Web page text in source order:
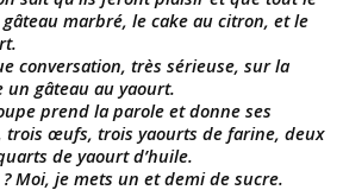
marbré, le cake au citron, et le
conversation, très sérieuse, sur la
gâteau au yaourt.
prend la parole et donne ses
œufs, trois yaourts de farine, deux
de yaourt d’huile.
Moi, je mets un et demi de sucre.